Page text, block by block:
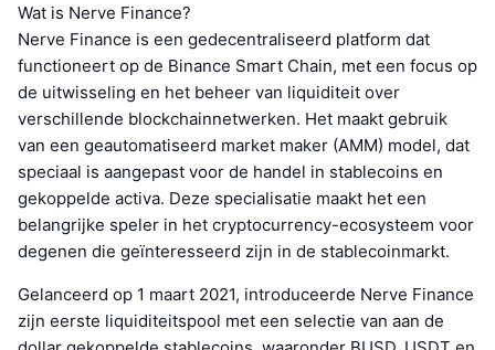
Wat is Nerve Finance?
Nerve Finance is een gedecentraliseerd platform dat
functioneert op de Binance Smart Chain, met een focus op
de uitwisseling en het beheer van liquiditeit over
verschillende blockchainnetwerken. Het maakt gebruik
van een geautomatiseerd market maker (AMM) model, dat
speciaal is aangepast voor de handel in stablecoins en
gekoppelde activa. Deze specialisatie maakt het een
belangrijke speler in het cryptocurrency-ecosysteem voor
degenen die geïnteresseerd zijn in de stablecoinmarkt.
Gelanceerd op 1 maart 2021, introduceerde Nerve Finance
zijn eerste liquiditeitspool met een selectie van aan de